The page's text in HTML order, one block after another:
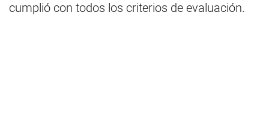
cumplió con todos los criterios de evaluación.